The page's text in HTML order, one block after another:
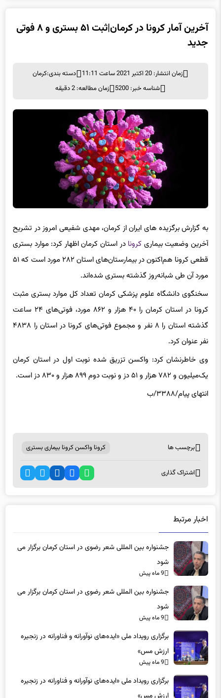
آخرین آمار کرونا در کرمان|ثبت ۵۱ بستری و ۸ فوتی
جدید
زمان انتشار: 20 اکتبر 2021 ساعت 11:11 دسته بندی:کرمان
شناسه خبر: 5200
زمان مطالعه: 2 دقیقه
به گزارش برگزیده های ایران از کرمان، مهدی شفیعی امروز در تشریح
آخرین وضعیت بیماری کرونا در استان کرمان اظهار کرد: موارد بستری
قطعی کرونا هم‌اکنون در بیمارستان‌های استان ۲۸۲ مورد است که ۵۱
مورد آن طی شبانه‌روز گذشته بستری شده‌اند.
سخنگوی دانشگاه علوم پزشکی کرمان تعداد کل موارد بستری مثبت
کرونا در استان کرمان را ۴۰ هزار و ۸۶۲ مورد، فوتی‌های ۲۴ ساعت
گذشته استان را ۸ نفر و مجموع فوتی‌های کرونا در استان را ۴۸۳۸
نفر عنوان کرد.
وی خاطرنشان کرد: واکسن تزریق شده نوبت اول در استان کرمان
یک‌میلیون‌ و ۷۸۲ هزار و ۵۱ دز و نوبت دوم ۸۹۹ هزار و ۸۳۰ دز است.
انتهای پیام/۳۳۸۸/ب
برچسب ها کرونا واکسن کرونا بیماری بستری
اشتراک گذاری
اخبار مرتبط
جشنواره بین المللی شعر رضوی در استان کرمان برگزار می
شود
9 ماه پیش
جشنواره بین المللی شعر رضوی در استان کرمان برگزار می
شود
9 ماه پیش
برگزاری رویداد ملی «ایده‌های نوآورانه و فناورانه در زنجیره
ارزش مس»
9 ماه پیش
برگزاری رویداد ملی «ایده‌های نوآورانه و فناورانه در زنجیره
ارزش مس»